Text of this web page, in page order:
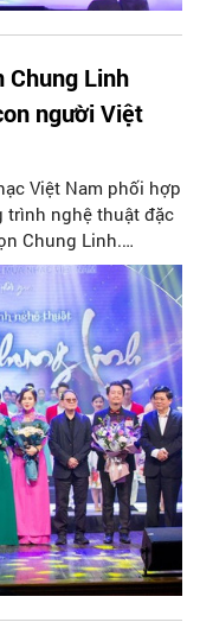
Chung Linh
người Việt
Việt Nam phối hợp
trình nghệ thuật đặc
Chung Linh.
hóa khát vọng
nước, con người Việt